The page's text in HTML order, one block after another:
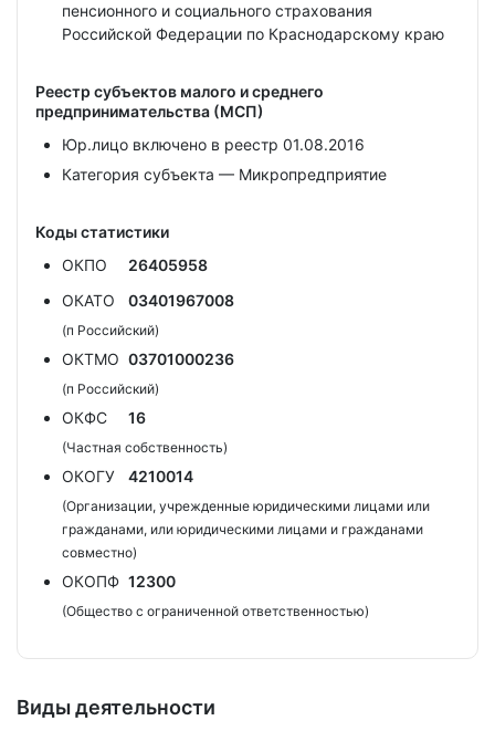
пенсионного и социального страхования
Российской Федерации по Краснодарскому краю
Реестр субъектов малого и среднего
предпринимательства (МСП)
Юр.лицо включено в реестр 01.08.2016
Категория субъекта — Микропредприятие
Коды статистики
ОКПО
26405958
ОКАТО
03401967008
(п Российский)
ОКТМО 03701000236
(п Российский)
ОКФС 16
(Частная собственность)
ОКОГУ 4210014
(Организации, учрежденные юридическими лицами или
гражданами, или юридическими лицами и гражданами
совместно)
ОКОПФ 12300
(Общество с ограниченной ответственностью)
Виды деятельности